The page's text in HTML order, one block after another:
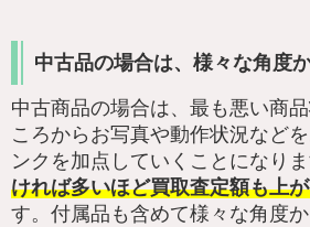
中古品の場合は、様々な角度
中古商品の場合は、最も悪い商
ころからお写真や動作状況など
ンクを加点していくことになりま
ければ多いほど買取査定額も上
す。付属品も含めて様々な角度